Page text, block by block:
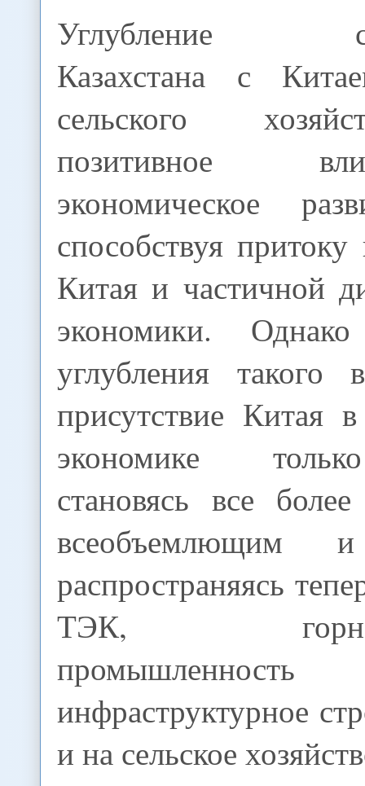
Углубление
Казахстана с
сельского
позитивное
экономическое
способствуя
Китая и частичной
экономики.
углубления такого
присутствие Китая в
экономике
становясь все
всеобъемлющим и
распространяясь
ТЭК,
инфраструктурное
и на сельское